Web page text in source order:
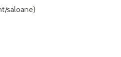
saloane)